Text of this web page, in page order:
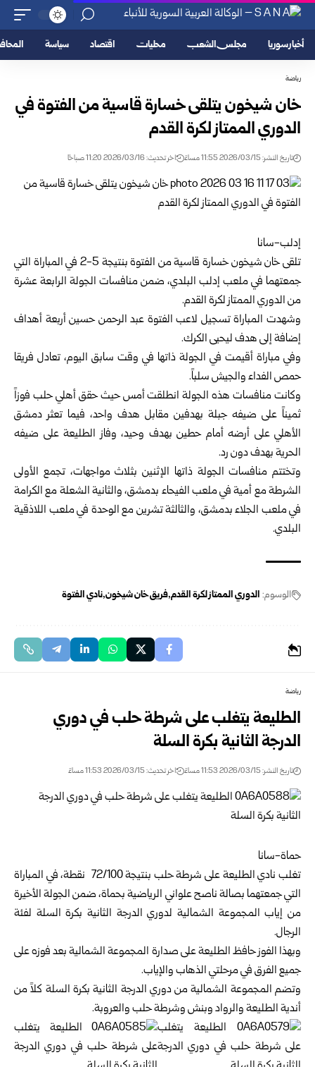
أخبار سوريا مجلس الشعب محليات اقتصاد سياسة
رياضة
خان شيخون يتلقى خسارة قاسية من الفتوة في
الدوري الممتاز لكرة القدم
تاريخ النشر: 2026/03/15 11:55 مساءً اخر تحديث: 2026/03/16 11:20 صباحًا
إدلب-سانا
تلقى خان شيخون خسارة قاسية من الفتوة بنتيجة 5-2 في المباراة التي
جمعتهما في ملعب إدلب البلدي، ضمن منافسات الجولة الرابعة عشرة
من الدوري الممتاز لكرة القدم.
وشهدت المباراة تسجيل لاعب الفتوة عبد الرحمن حسين أربعة أهداف
إضافة إلى هدف ليحيى الكرك.
وفي مباراة أقيمت في الجولة ذاتها في وقت سابق اليوم، تعادل فريقا
حمص الفداء والجيش سلباً.
وكانت منافسات هذه الجولة انطلقت أمس حيث حقق أهلي حلب فوزاً
ثميناً على ضيفه جبلة بهدفين مقابل هدف واحد، فيما تعثر دمشق
الأهلي على أرضه أمام حطين بهدف وحيد، وفاز الطليعة على ضيفه
الحرية بهدف دون رد.
وتختتم منافسات الجولة ذاتها الإثنين بثلاث مواجهات، تجمع الأولى
الشرطة مع أمية في ملعب الفيحاء بدمشق، والثانية الشعلة مع الكرامة
في ملعب الجلاء بدمشق، والثالثة تشرين مع الوحدة في ملعب اللاذقية
البلدي.
الوسوم: الدوري الممتاز لكرة القدم فريق خان شيخون نادي الفتوة
رياضة
الطليعة يتغلب على شرطة حلب في دوري
الدرجة الثانية بكرة السلة
تاريخ النشر: 2026/03/15 11:53 مساءً اخر تحديث: 2026/03/15 11:53 مساءً
حماة-سانا
تغلب نادي الطليعة على شرطة حلب بنتيجة 72/100 نقطة، في المباراة
التي جمعتهما بصالة ناصح علواني الرياضية بحماة، ضمن الجولة الأخيرة
من إياب المجموعة الشمالية لدوري الدرجة الثانية بكرة السلة لفئة
الرجال.
وبهذا الفوز حافظ الطليعة على صدارة المجموعة الشمالية بعد فوزه على
جميع الفرق في مرحلتي الذهاب والإياب.
وتضم المجموعة الشمالية من دوري الدرجة الثانية بكرة السلة كلاً من
أندية الطليعة والرواد وبنش وشرطة حلب والعروبة.